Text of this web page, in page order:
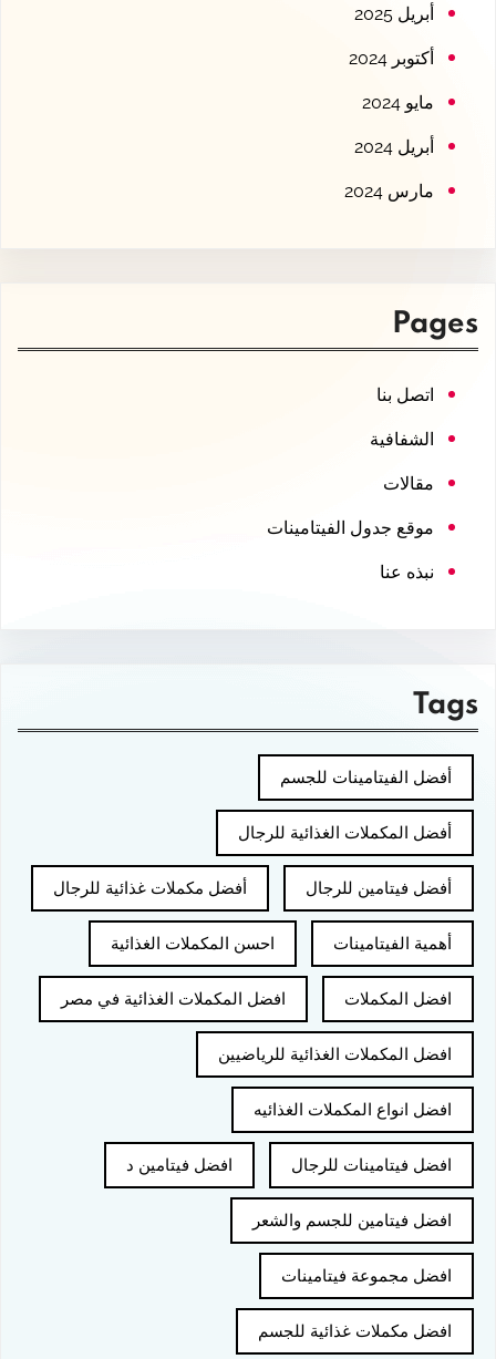
أبريل 2025
أكتوبر 2024
مايو 2024
أبريل 2024
مارس 2024
Pages
اتصل بنا
الشفافية
مقالات
موقع جدول الفيتامينات
نبذه عنا
Tags
أفضل الفيتامينات للجسم
أفضل المكملات الغذائية للرجال
أفضل فيتامين للرجال أفضل مكملات غذائية للرجال
أهمية الفيتامينات احسن المكملات الغذائية
افضل المكملات افضل المكملات الغذائية في مصر
افضل المكملات الغذائية للرياضيين
افضل انواع المكملات الغذائيه
افضل فيتامينات للرجال افضل فيتامين د
افضل فيتامين للجسم والشعر
افضل مجموعة فيتامينات
افضل مكملات غذائية للجسم